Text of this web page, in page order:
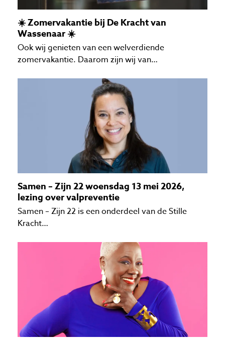
☀️ Zomervakantie bij De Kracht van
Wassenaar ☀️
Ook wij genieten van een welverdiende
zomervakantie. Daarom zijn wij van…
Samen – Zijn 22 woensdag 13 mei 2026,
lezing over valpreventie
Samen – Zijn 22 is een onderdeel van de Stille
Kracht…